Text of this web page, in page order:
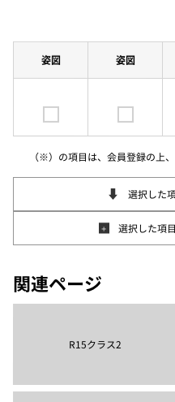
姿図 姿図
（※）の項目は、会員登録の上
選択した
選択した項
関連ページ
R15クラス2